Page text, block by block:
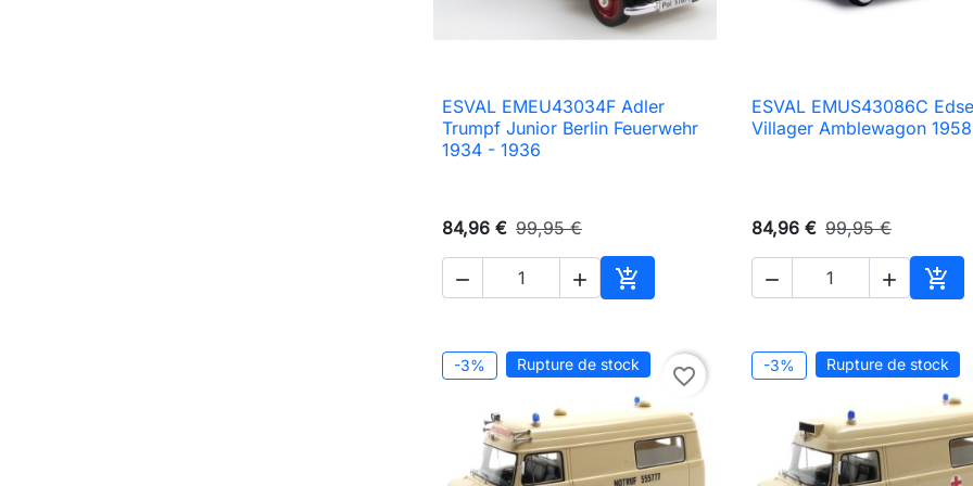
 Aperçu rapide
ESVAL EMEU43034F Adler
Trumpf Junior Berlin Feuerwehr
1934 - 1936
84,96 € 99,95 €
  
Ajouter au panier
 Aperçu rapide
ESVAL EMUS43086C
Villager Amblewagon 1958
84,96 € 99,95 €
  
-3% Rupture de stock favorite_border -3% Rupture de stock